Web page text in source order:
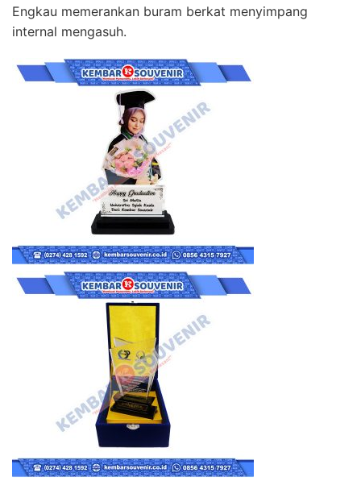
Engkau memerankan buram berkat menyimpang
internal mengasuh.